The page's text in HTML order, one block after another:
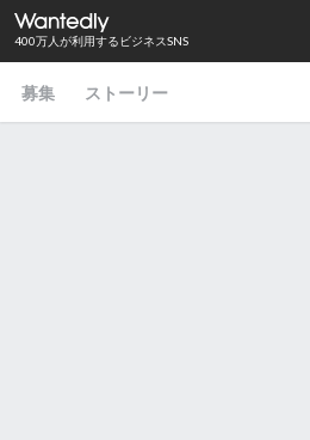
400万人が利用するビジネスSNS
募集 ストーリー